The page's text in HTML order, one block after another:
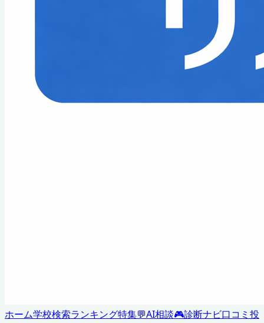
ホーム学校検索ランキング特集💬AI相談🎮診断ナビ口コミ投